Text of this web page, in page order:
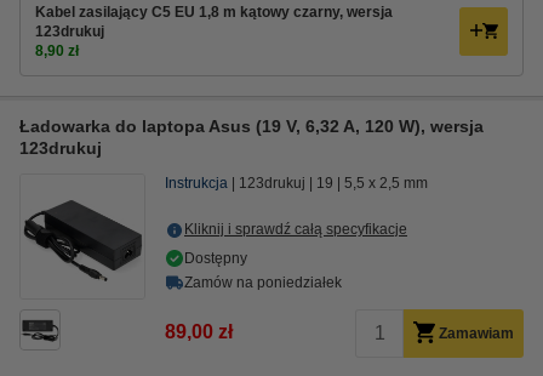
Kabel zasilający C5 EU 1,8 m kątowy czarny, wersja
123drukuj
8,90 zł
Ładowarka do laptopa Asus (19 V, 6,32 A, 120 W), wersja
123drukuj
Instrukcja 123drukuj 19 5,5 x 2,5 mm
Kliknij i sprawdź całą specyfikacje
Dostępny
Zamów na poniedziałek
89,00 zł Zamawiam